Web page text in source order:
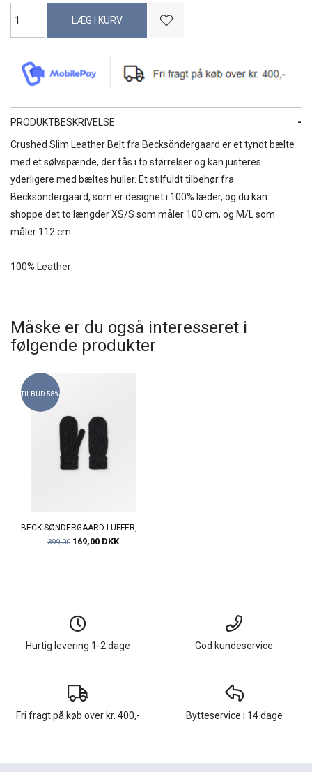
PRODUKTBESKRIVELSE
Crushed Slim Leather Belt fra Becksöndergaard er et tyndt bælte
med et sølvspænde, der fås i to størrelser og kan justeres
yderligere med bæltes huller. Et stilfuldt tilbehør fra
Becksöndergaard, som er designet i 100% læder, og du kan
shoppe det to længder XS/S som måler 100 cm, og M/L som
måler 112 cm.
100% Leather
Måske er du også interesseret i
følgende produkter
TILBUD 58%
399,00 169,00 DKK
Hurtig levering 1-2 dage God kundeservice
Fri fragt på køb over kr. 400,- Bytteservice i 14 dage